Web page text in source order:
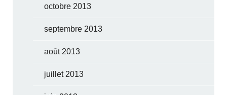
octobre 2013
septembre 2013
août 2013
juillet 2013